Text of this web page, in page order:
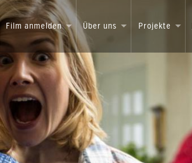
Film anmelden Über uns Projekte